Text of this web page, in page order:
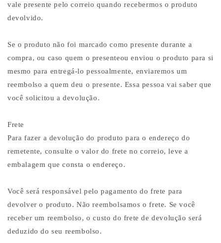
vale presente pelo correio quando recebermos o produto
devolvido.
Se o produto não foi marcado como presente durante a
compra, ou caso quem o presenteou enviou o produto para si
mesmo para entregá-lo pessoalmente, enviaremos um
reembolso a quem deu o presente. Essa pessoa vai saber que
você solicitou a devolução.
Frete
Para fazer a devolução do produto para o endereço do
remetente, consulte o valor do frete no correio, leve a
embalagem que consta o endereço.
Você será responsável pelo pagamento do frete para
devolver o produto. Não reembolsamos o frete. Se você
receber um reembolso, o custo do frete de devolução será
deduzido do seu reembolso.